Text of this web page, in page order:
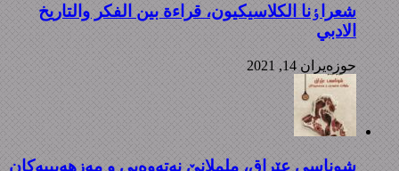
شعراٶنا الکلاسیکیون، قراءة بین الفکر والتاریخ
الادبي
حوزه‌یران 14, 2021
شوناسی عێراق، ململانێ نەتەوەیی و مەزهەبییەکان